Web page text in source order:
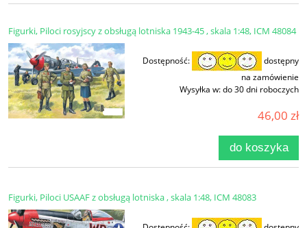
Figurki, Piloci rosyjscy z obsługą lotniska 1943-45 , skala 1:48, ICM 48084
Dostępność:
dostępny
na zamówienie
Wysyłka w:do 30 dni roboczych
46,00 zł
do koszyka
Figurki, Piloci USAAF z obsługą lotniska , skala 1:48, ICM 48083